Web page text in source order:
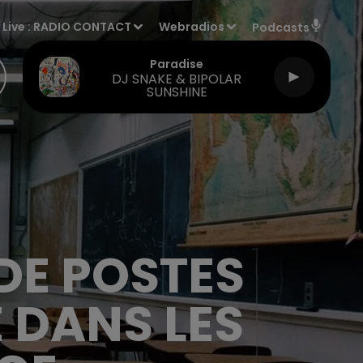
Live : RADIO CONTACT Webradios Podcasts
Paradise
DJ SNAKE & BIPOLAR
SUNSHINE
POSTES
LES